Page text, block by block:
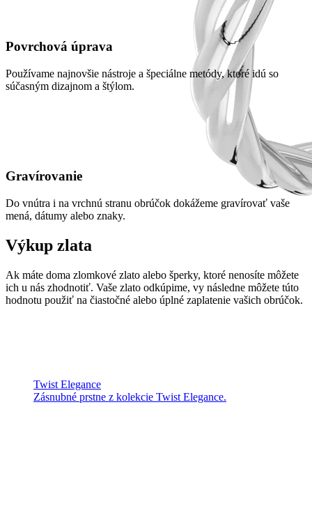
Twist Elegance
Zásnubné prstne z kolekcie Twist Elegance.
Povrchová úprava
Používame najnovšie nástroje a špeciálne metódy, ktoré idú so
súčasným dizajnom a štýlom.
Gravírovanie
Do vnútra i na vrchnú stranu obrúčok dokážeme gravírovať vaše
mená, dátumy alebo znaky.
Výkup zlata
Ak máte doma zlomkové zlato alebo šperky, ktoré nenosíte môžete
ich u nás zhodnotiť. Vaše zlato odkúpime, vy následne môžete túto
hodnotu použiť na čiastočné alebo úplné zaplatenie vašich obrúčok.